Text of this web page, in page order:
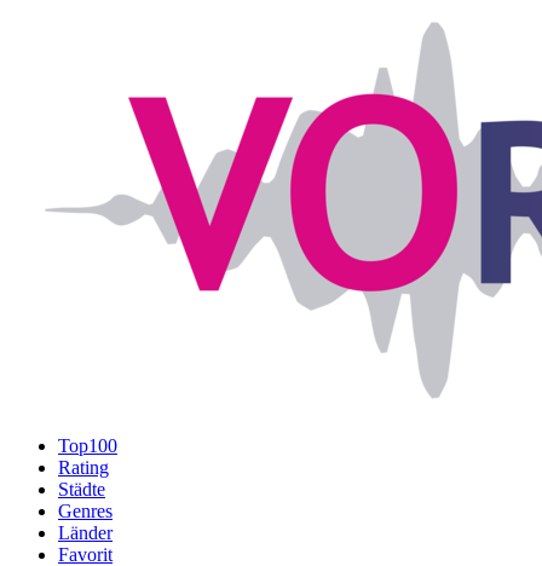
Top100
Rating
Städte
Genres
Länder
Favorit